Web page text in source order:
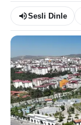
Sesli Dinle